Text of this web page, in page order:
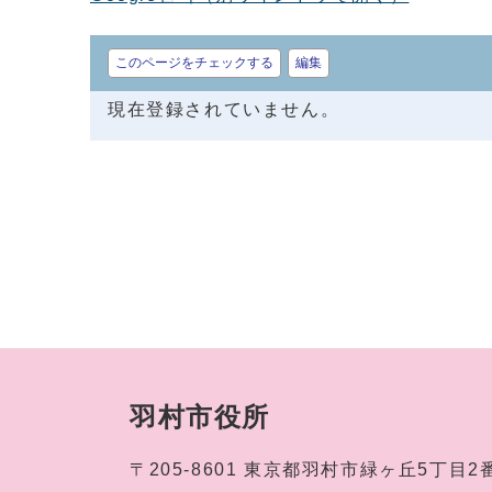
このページをチェックする 編集
現在登録されていません。
羽村市役所
〒205-8601 東京都羽村市緑ヶ丘5丁目2